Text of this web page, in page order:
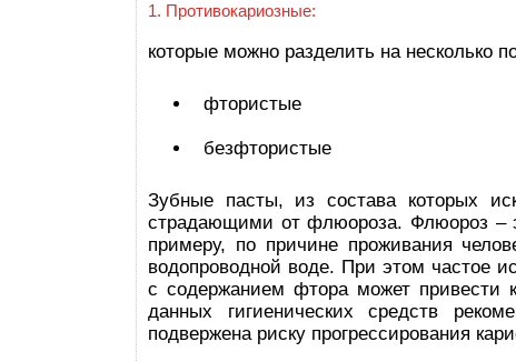
1. Противокариозные:
которые можно разделить на несколько
фтористые
безфтористые
Зубные пасты, из состава которых
страдающими от флюороза. Флюороз –
примеру, по причине проживания
водопроводной воде. При этом частое
с содержанием фтора может привести
данных гигиенических средств
подвержена риску прогрессирования